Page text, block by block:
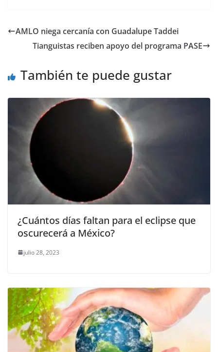
e
b
o
er l s
A
p
y
Li
k
gr
a
e
AMLO niega cercanía con Guadalupe Taddei
Tianguistas reciben apoyo del programa PASE
También te puede gustar
¿Cuántos días faltan para el eclipse que
oscurecerá a México?
julio 28, 2023